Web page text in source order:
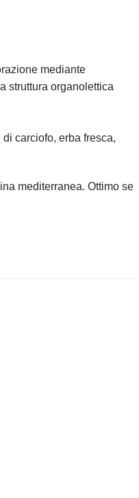
mediante
struttura organolettica
carciofo, erba fresca,
mediterranea. Ottimo se